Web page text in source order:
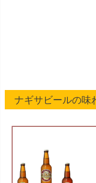
ナギサビールの味